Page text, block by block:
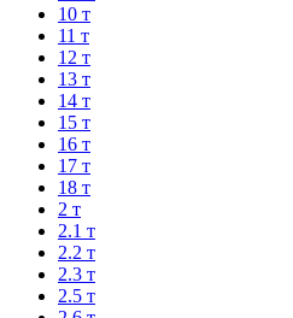
10 т
11 т
12 т
13 т
14 т
15 т
16 т
17 т
18 т
2 т
2.1 т
2.2 т
2.3 т
2.5 т